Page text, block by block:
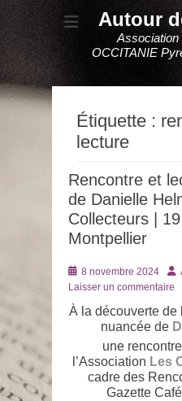
Autour
Association
OCCITANIE
Étiquette :
lecture
Rencontre et
de Danielle
Collecteurs |
Montpellier
Posté
le
8 novembre 2024
Laisser un commentaire
À la découverte de
nuancée de
une
l’Association Les
cadre des
Gazette